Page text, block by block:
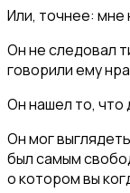
Или, точнее: мне
Он не следовал
говорили ему
Он нашел то, что
Он мог
был самым
о котором вы